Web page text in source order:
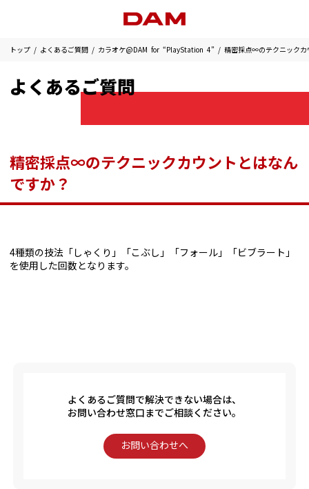
トップ よくあるご質問 カラオケ@DAM for “PlayStation 4” 精密採点∞のテクニックカ
よくあるご質問
精密採点∞のテクニックカウントとはなん
ですか？
4種類の技法「しゃくり」「こぶし」「フォール」「ビブラート」
を使用した回数となります。
よくあるご質問で解決できない場合は、
お問い合わせ窓口までご相談ください。
お問い合わせへ